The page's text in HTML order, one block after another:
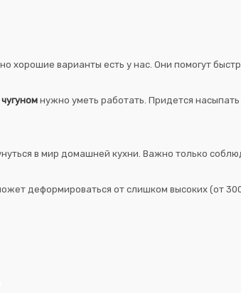
варианты есть у нас. Они помогут
чугуном нужно уметь работать. Придется
в мир домашней кухни. Важно только
деформироваться от слишком высоких (от